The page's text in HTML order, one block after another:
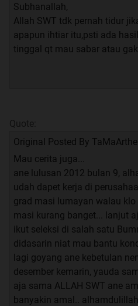
Subhanallah,
Allah SWT tdk pernah tidur
apapun ihtiar itu,psti ada
tinggal qt mau sabar atau gak
Quote:
Original Posted By TaMaArthe
Mau cerita juga...
ane lulusan 2012 bulan 9,
udah dapet kerja di
grad masi lumayan walau
masi kurang banget... lanjut
ikut seleksi di salah satu
didasarin niat mau bantu
lagi goyang ane kebetulan
desember kemarin, yauda
aja sama ALLAH SWT ane
banyakin amal..